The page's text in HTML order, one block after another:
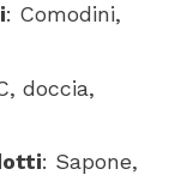
: Comodini,
doccia,
: Sapone,